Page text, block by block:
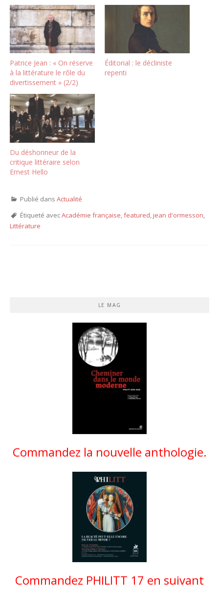
Patrice Jean : « On réserve
à la littérature le rôle du
divertissement » (2/2)
Éditorial : le décliniste
repenti
Du déshonneur de la
critique littéraire selon
Ernest Hello
Publié dans Actualité
Étiqueté avecAcadémie française,featured,jean d'ormesson,
Littérature
LE MAG
Commandez la nouvelle anthologie.
Commandez PHILITT 17 en suivant